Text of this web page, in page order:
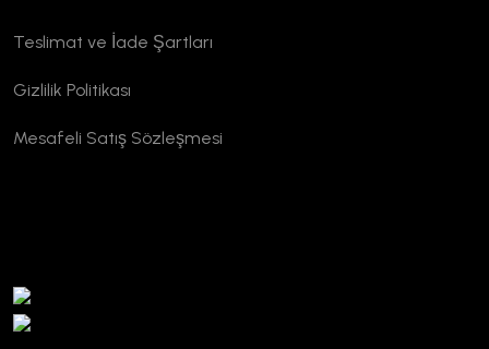
Teslimat ve İade Şartları
Gizlilik Politikası
Mesafeli Satış Sözleşmesi